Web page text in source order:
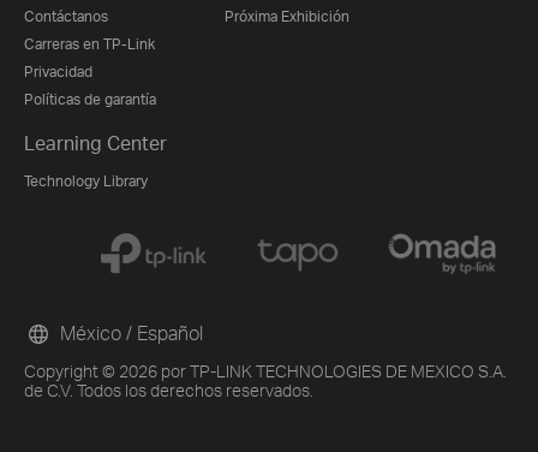
Contáctanos
Carreras en TP-Link
Privacidad
Políticas de garantía
Próxima Exhibición
Learning Center
Technology Library
Copyright © 2026 por TP-LINK TECHNOLOGIES DE MEXICO S.A.
de C.V. Todos los derechos reservados.
México / Español